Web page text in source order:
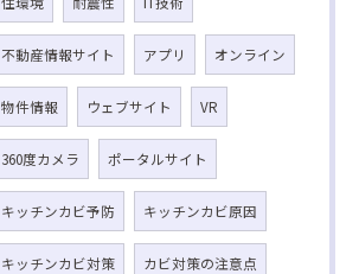
不動産情報サイト アプリ オンライン
物件情報 ウェブサイト VR
360度カメラ ポータルサイト
キッチンカビ予防 キッチンカビ原因
キッチンカビ対策 カビ対策の注意点